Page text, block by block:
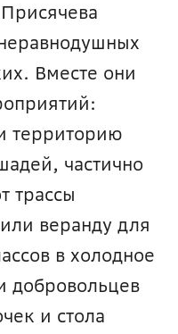
Вместе они
территорию
частично
трассы
веранду для
в холодное
добровольцев
и стола